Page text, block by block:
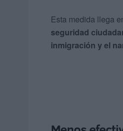
Esta medida llega
seguridad
inmigración y el